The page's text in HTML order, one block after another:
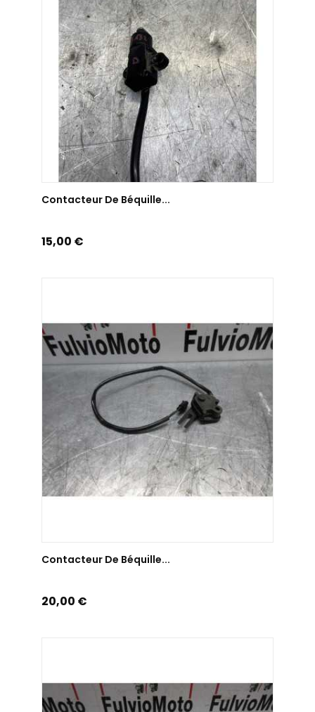
AJOUTER AU PANIER
Contacteur De Béquille...
Prix
15,00 €
Contacteur De Béquille...
Prix
20,00 €